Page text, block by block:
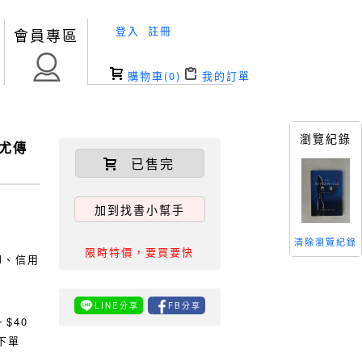
會員專區 登入 註冊
購物車(0) 我的訂單
傳
信用
$40
單
已售完
加到找書小幫手
限時特價，要買要快
LINE分享 FB分享
瀏覽紀錄
清除瀏覽紀錄